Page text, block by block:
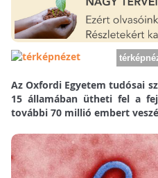
Az Oxfordi Egyetem tudósai
15 államában ütheti fel a
további 70 millió embert